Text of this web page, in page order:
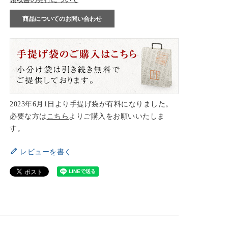
商品についてのお問い合わせ
2023年6月1日より手提げ袋が有料になりました。
必要な方はこちらよりご購入をお願いいたしま
す。
レビューを書く